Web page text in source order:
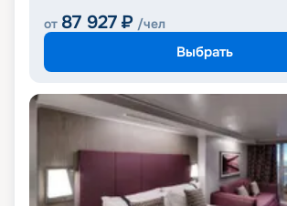
от 87 927 ₽ /чел
Выбрать